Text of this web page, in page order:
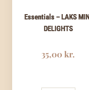
Essentials – LAKS MINI
DELIGHTS
35,00kr.